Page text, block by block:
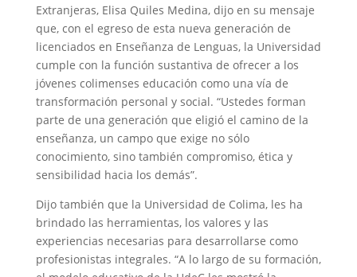
Extranjeras, Elisa Quiles Medina, dijo en su mensaje
que, con el egreso de esta nueva generación de
licenciados en Enseñanza de Lenguas, la Universidad
cumple con la función sustantiva de ofrecer a los
jóvenes colimenses educación como una vía de
transformación personal y social. “Ustedes forman
parte de una generación que eligió el camino de la
enseñanza, un campo que exige no sólo
conocimiento, sino también compromiso, ética y
sensibilidad hacia los demás”.
Dijo también que la Universidad de Colima, les ha
brindado las herramientas, los valores y las
experiencias necesarias para desarrollarse como
profesionistas integrales. “A lo largo de su formación,